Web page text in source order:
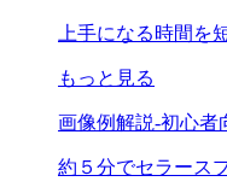
上手になる時間を
もっと見る
画像例解説-初心者
約５分でセラース